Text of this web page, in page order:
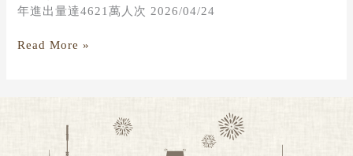
年進出量達4621萬人次 2026/04/24
Read More »